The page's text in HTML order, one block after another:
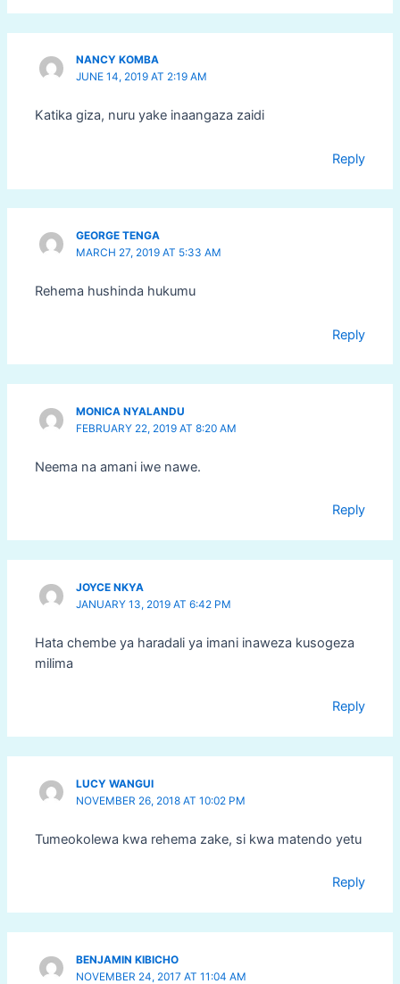
NANCY KOMBA
JUNE 14, 2019 AT 2:19 AM
Katika giza, nuru yake inaangaza zaidi
Reply
GEORGE TENGA
MARCH 27, 2019 AT 5:33 AM
Rehema hushinda hukumu
Reply
MONICA NYALANDU
FEBRUARY 22, 2019 AT 8:20 AM
Neema na amani iwe nawe.
Reply
JOYCE NKYA
JANUARY 13, 2019 AT 6:42 PM
Hata chembe ya haradali ya imani inaweza kusogeza
milima
Reply
LUCY WANGUI
NOVEMBER 26, 2018 AT 10:02 PM
Tumeokolewa kwa rehema zake, si kwa matendo yetu
Reply
BENJAMIN KIBICHO
NOVEMBER 24, 2017 AT 11:04 AM